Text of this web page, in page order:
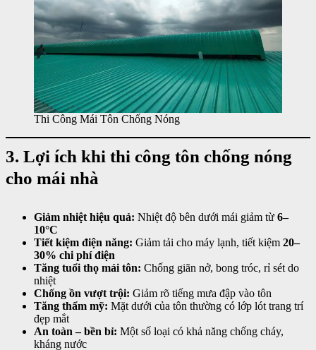
Thi Công Mái Tôn Chống Nóng
3. Lợi ích khi thi công tôn chống nóng
cho mái nhà
Giảm nhiệt hiệu quả: Nhiệt độ bên dưới mái giảm từ 6–
10°C
Tiết kiệm điện năng: Giảm tải cho máy lạnh, tiết kiệm 20–
30% chi phí điện
Tăng tuổi thọ mái tôn: Chống giãn nở, bong tróc, rỉ sét do
nhiệt
Chống ồn vượt trội: Giảm rõ tiếng mưa đập vào tôn
Tăng thẩm mỹ: Mặt dưới của tôn thường có lớp lót trang trí
đẹp mắt
An toàn – bền bỉ: Một số loại có khả năng chống cháy,
kháng nước